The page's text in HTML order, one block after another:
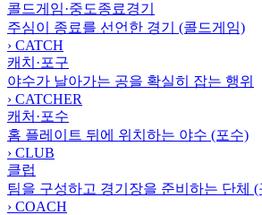
콜드게임·중도종료경기
주심이 종료를 선언한 경기 (콜드게임)
› CATCH
캐치·포구
야수가 날아가는 공을 확실히 잡는 행위
› CATCHER
캐처·포수
홈 플레이트 뒤에 위치하는 야수 (포수)
› CLUB
클럽
팀을 구성하고 경기장을 준비하는 단체 (
› COACH